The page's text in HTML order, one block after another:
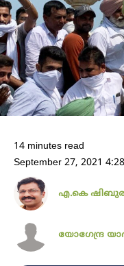
14 minutes read
September 27, 2021
എ.കെ
യോ​ഗേന്ദ്ര